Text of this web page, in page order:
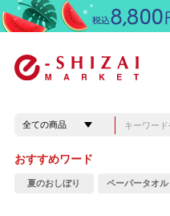
おすすめワード
夏のおしぼり ペーパータオル